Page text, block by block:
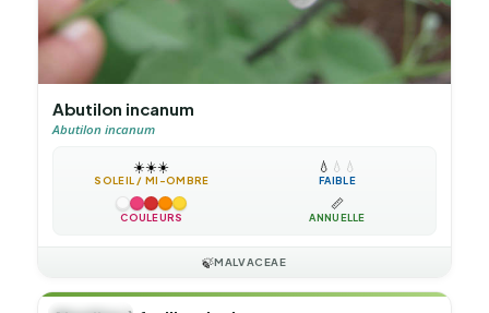
Abutilon incanum
Abutilon incanum
☀️☀️☀️
SOLEIL / MI-OMBRE
💧 💧 💧
FAIBLE
COULEURS
📏
ANNUELLE
🍃MALVACEAE